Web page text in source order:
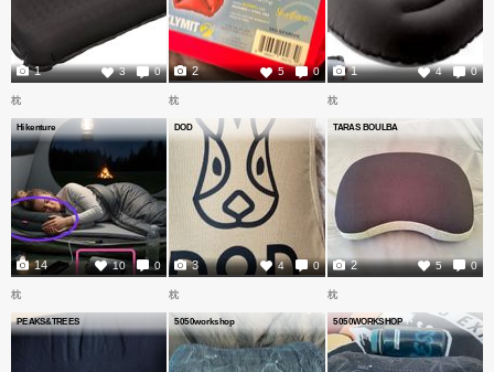
3 0
1 5 0
2 4 0
1
枕
Hikenture
10 0
14
枕
DOD
4 0
3
枕
TARAS BOULBA
5 0
2
枕
PEAKS&TREES
枕
5050workshop
枕
5050WORKSHOP